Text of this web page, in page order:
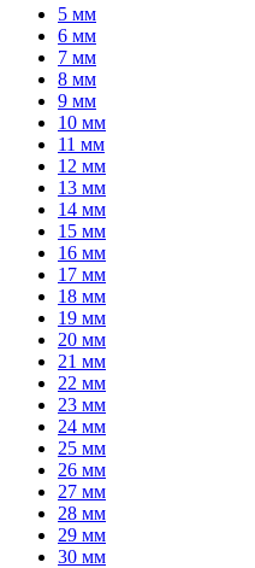
5 мм
6 мм
7 мм
8 мм
9 мм
10 мм
11 мм
12 мм
13 мм
14 мм
15 мм
16 мм
17 мм
18 мм
19 мм
20 мм
21 мм
22 мм
23 мм
24 мм
25 мм
26 мм
27 мм
28 мм
29 мм
30 мм